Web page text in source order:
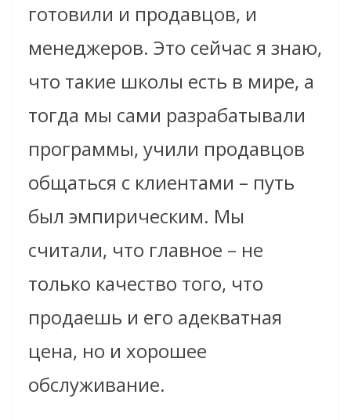
готовили и продавцов, и
менеджеров. Это сейчас я знаю,
что такие школы есть в мире, а
тогда мы сами разрабатывали
программы, учили продавцов
общаться с клиентами – путь
был эмпирическим. Мы
считали, что главное – не
только качество того, что
продаешь и его адекватная
цена, но и хорошее
обслуживание.